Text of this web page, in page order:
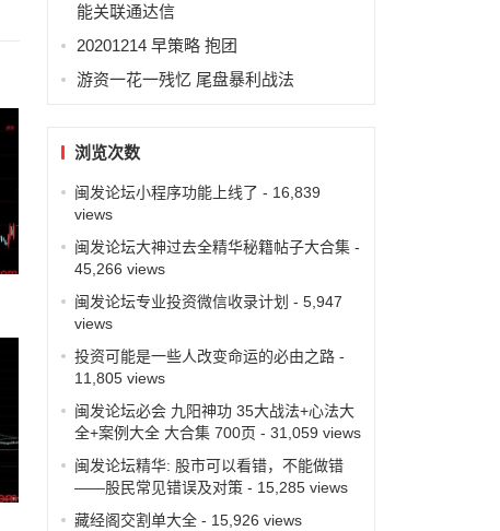
能关联通达信
20201214 早策略 抱团
游资一花一残忆 尾盘暴利战法
浏览次数
闽发论坛小程序功能上线了 - 16,839
views
闽发论坛大神过去全精华秘籍帖子大合集-
45,266 views
闽发论坛专业投资微信收录计划 - 5,947
views
投资可能是一些人改变命运的必由之路-
11,805 views
闽发论坛必会 九阳神功 35大战法+心法大
全+案例大全 大合集 700页 - 31,059 views
闽发论坛精华: 股市可以看错，不能做错
——股民常见错误及对策- 15,285 views
藏经阁交割单大全- 15,926 views